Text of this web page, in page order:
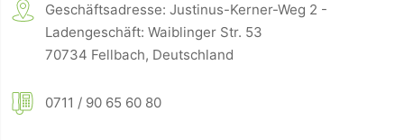
Geschäftsadresse: Justinus-Kerner-Weg 2 -
Ladengeschäft: Waiblinger Str. 53
70734 Fellbach, Deutschland
0711 / 90 65 60 80